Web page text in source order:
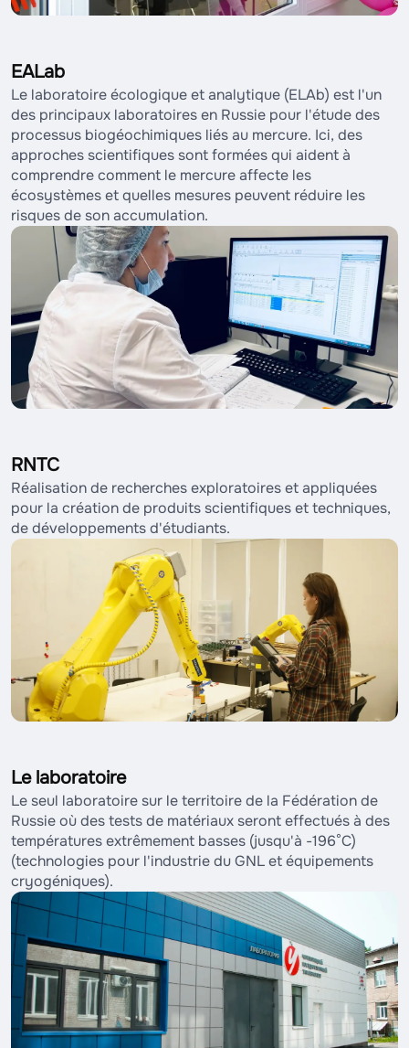
EALab
Le laboratoire écologique et analytique (ELAb) est l'un
des principaux laboratoires en Russie pour l'étude des
processus biogéochimiques liés au mercure. Ici, des
approches scientifiques sont formées qui aident à
comprendre comment le mercure affecte les
écosystèmes et quelles mesures peuvent réduire les
risques de son accumulation.
RNTC
Réalisation de recherches exploratoires et appliquées
pour la création de produits scientifiques et techniques,
de développements d'étudiants.
Le laboratoire
Le seul laboratoire sur le territoire de la Fédération de
Russie où des tests de matériaux seront effectués à des
températures extrêmement basses (jusqu'à -196°C)
(technologies pour l'industrie du GNL et équipements
cryogéniques).